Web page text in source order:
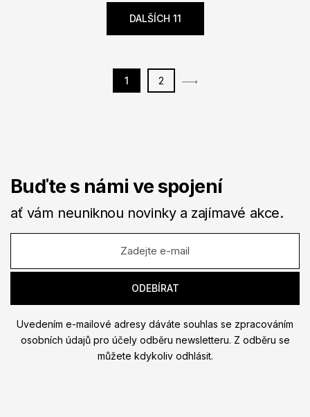
1 2
DALŠÍCH 11
Buďte s námi ve spojení
ať vám neuniknou novinky a zajímavé akce.
Uvedením e-mailové adresy dáváte souhlas se zpracováním
osobních údajů pro účely odběru newsletteru. Z odběru se
můžete kdykoliv odhlásit.